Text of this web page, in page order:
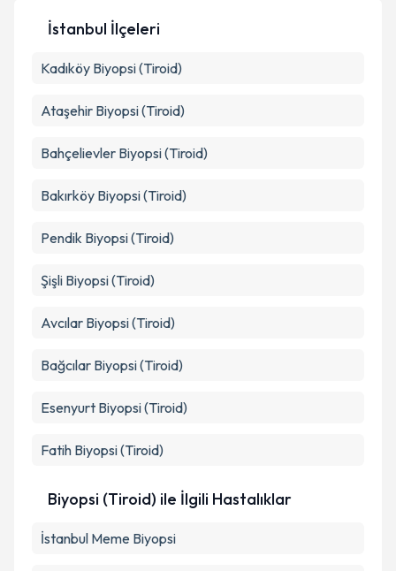
Metni'ni okudum ve kişisel verilerimin belirtilen
İstanbul İlçeleri
Kadıköy Biyopsi (Tiroid)
Ataşehir Biyopsi (Tiroid)
Bahçelievler Biyopsi (Tiroid)
Bakırköy Biyopsi (Tiroid)
Pendik Biyopsi (Tiroid)
Şişli Biyopsi (Tiroid)
Avcılar Biyopsi (Tiroid)
Bağcılar Biyopsi (Tiroid)
Esenyurt Biyopsi (Tiroid)
Fatih Biyopsi (Tiroid)
Biyopsi (Tiroid) ile İlgili Hastalıklar
İstanbul Meme Biyopsi